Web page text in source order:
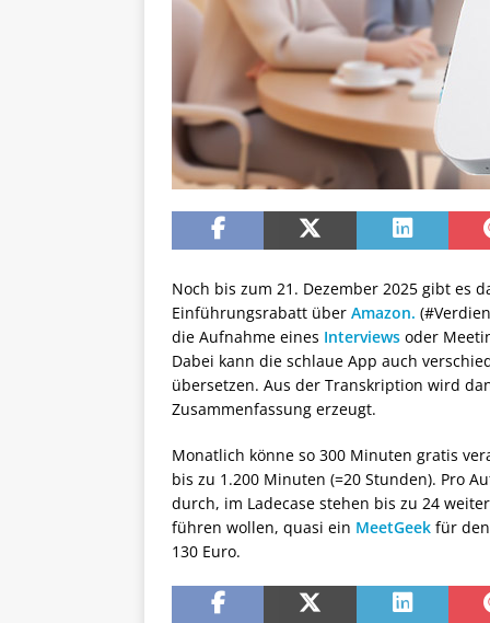
Noch bis zum 21. Dezember 2025 gibt es
Einführungsrabatt über Amazon.
die Aufnahme eines Interviews oder
Dabei kann die schlaue App auch
übersetzen. Aus der Transkription wird
Zusammenfassung erzeugt.
Monatlich könne so 300 Minuten gratis
bis zu 1.200 Minuten (=20 Stunden). Pro
durch, im Ladecase stehen bis zu 24
führen wollen, quasi ein MeetGeek für
130 Euro.